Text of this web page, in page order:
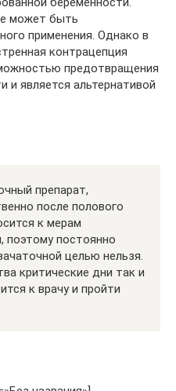
может быть
применения. Однако в
контрацепция
предотвращения
и является альтернативой
препарат,
после полового
к мерам
поэтому постоянно
целью нельзя.
критические дни так и
к врачу и пройти